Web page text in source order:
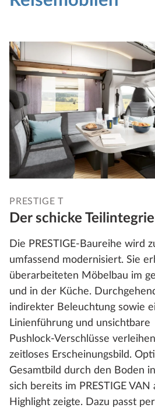
PRESTIGE T
Der schicke
Die PRESTIGE‑Baureihe wird
umfassend modernisiert. Sie
überarbeiteten Möbelbau im
und in der Küche.
indirekter Beleuchtung sowie
Linienführung und unsichtbare
Pushlock‑Verschlüsse
zeitloses Erscheinungsbild.
Gesamtbild durch den Boden
sich bereits im PRESTIGE
Highlight zeigte. Dazu passt